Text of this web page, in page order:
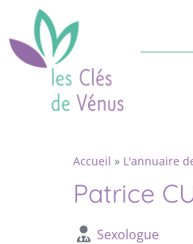
Accueil » L'annuaire
Patrice
Sexologue